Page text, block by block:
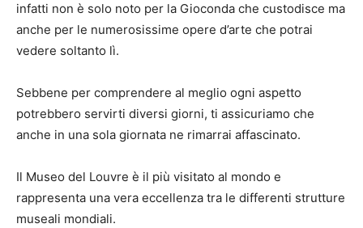
infatti non è solo noto per la Gioconda che custodisce ma
anche per le numerosissime opere d’arte che potrai
vedere soltanto lì.
Sebbene per comprendere al meglio ogni aspetto
potrebbero servirti diversi giorni, ti assicuriamo che
anche in una sola giornata ne rimarrai affascinato.
Il Museo del Louvre è il più visitato al mondo e
rappresenta una vera eccellenza tra le differenti strutture
museali mondiali.